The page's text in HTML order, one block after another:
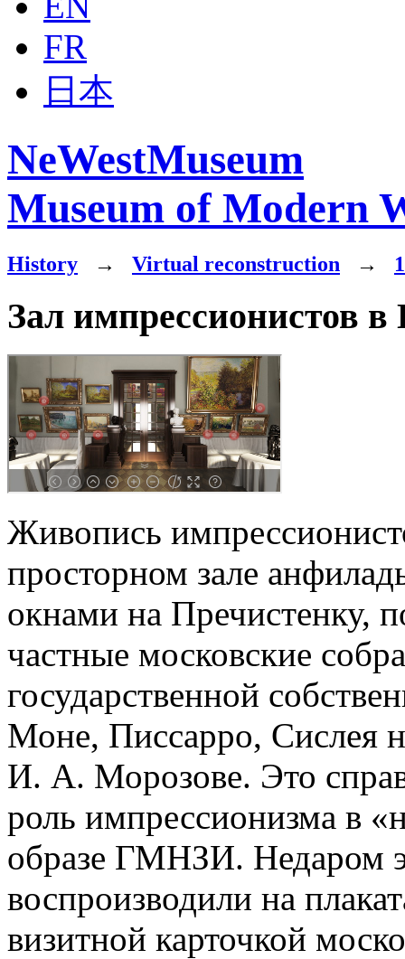
FR
日本
NeWestMuseum
Museum of Modern
History → Virtual reconstruction →
Зал импрессионистов
Живопись
просторном зале
окнами на Пречистенку,
частные московские
государственной
Моне, Писсарро, Сислея
И. А. Морозове. Это
роль импрессионизма в
образе ГМНЗИ. Недаром
воспроизводили на
визитной карточкой